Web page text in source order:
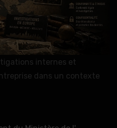
internes et
dans un contexte